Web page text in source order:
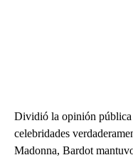
Dividió la opinión pública
celebridades
Madonna, Bardot